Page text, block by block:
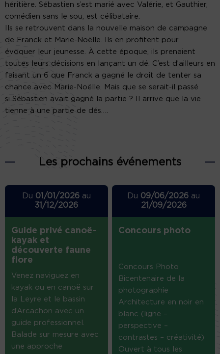
héritière. Sébastien s’est marié avec Valérie, et Gauthier,
comédien sans le sou, est célibataire.
Ils se retrouvent dans la nouvelle maison de campagne
de Franck et Marie-Noëlle. Ils en profitent pour
évoquer leur jeunesse. À cette époque, ils prenaient
toutes leurs décisions en lançant un dé. C’est d’ailleurs en
faisant un 6 que Franck a gagné le droit de tenter sa
chance avec Marie-Noëlle. Mais que se serait-il passé
si Sébastien avait gagné la partie ? Il arrive que la vie
tienne à une partie de dés….
Les prochains événements
Du 01/01/2026au
31/12/2026
Guide privé canoë-
kayak et
découverte faune
flore
Venez naviguez en
kayak ou en canoë sur
la Leyre et le bassin
d’Arcachon avec un
guide professionnel.
Balade sur mesure avec
une approche
Du 09/06/2026 au
21/09/2026
Concours photo
Concours Photo
Bicentenaire de la
photographie
Architecture en noir en
blanc (ligne –
perspective –
contrastes – créativité)
Ouvert à tous les